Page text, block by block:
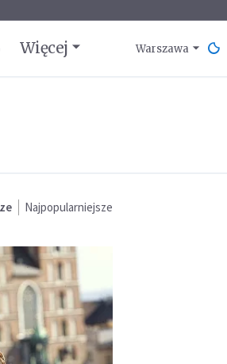
Więcej Warszawa
Najpopularniejsze